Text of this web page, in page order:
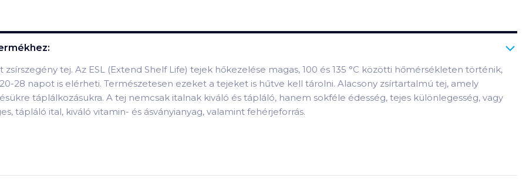
tej. Az ESL (Extend Shelf Life) tejek hőkezelése magas, 100 és 135 °C közötti hőmérsékleten történik,
28 napot is elérheti. Természetesen ezeket a tejeket is hűtve kell tárolni. Alacsony zsírtartalmú tej, amely
táplálkozásukra. A tej nemcsak italnak kiváló és tápláló, hanem sokféle édesség, tejes különlegesség, vagy
tápláló ital, kiváló vitamin- és ásványianyag, valamint fehérjeforrás.